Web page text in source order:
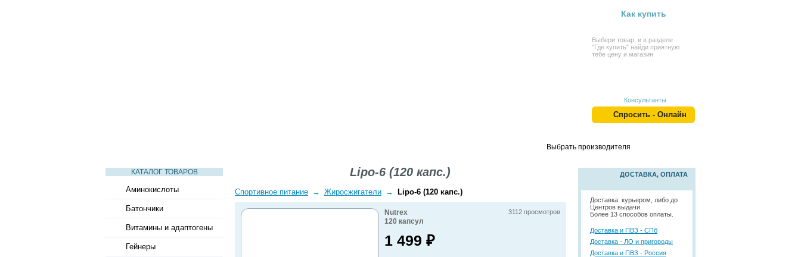
Как купить
Выбери товар, и в разделе
"Где купить" найди приятную
тебе цену и магазин
Консультанты
Спросить - Онлайн
Выбрать производителя
КАТАЛОГ ТОВАРОВ
Аминокислоты
Батончики
Витамины и адаптогены
Гейнеры
Lipo-6 (120 капс.)
Спортивное питание → Жиросжигатели → Lipo-6 (120 капс.)
3112 просмотров
Nutrex
120 капсул
1 499 ₽
ДОСТАВКА, ОПЛАТА
Доставка: курьером, либо до
Центров выдачи.
Более 13 способов оплаты.
Доставка и ПВЗ - СПб
Доставка - ЛО и пригороды
Доставка и ПВЗ - Россия